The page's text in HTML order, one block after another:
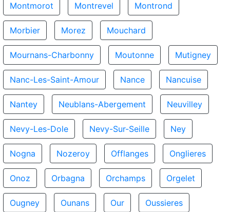
Montmorot Montrevel Montrond
Morbier Morez Mouchard
Mournans-Charbonny Moutonne Mutigney
Nanc-Les-Saint-Amour Nance Nancuise
Nantey Neublans-Abergement Neuvilley
Nevy-Les-Dole Nevy-Sur-Seille Ney
Nogna Nozeroy Offlanges Onglieres
Onoz Orbagna Orchamps Orgelet
Ougney Ounans Our Oussieres